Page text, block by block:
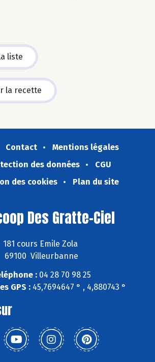
liste
la recette
Contact
Mentions légales
des données
CGU
des cookies
Plan du site
Des Gratte-Ciel
181 cours Emile Zola
69100 Villeurbanne
:04 28 70 98 25
GPS : 45,7694647 ° , 4,880743 °